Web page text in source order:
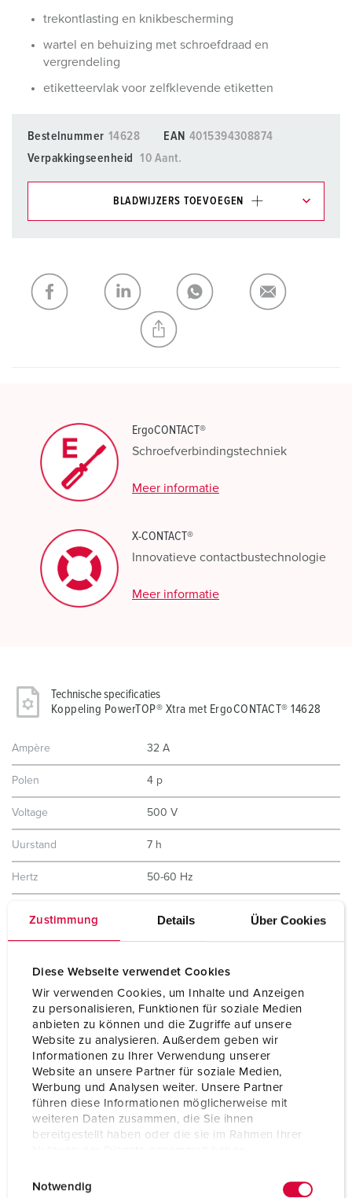
Zustimmung Details Über Cookies
Diese Webseite verwendet Cookies
Wir verwenden Cookies, um Inhalte und Anzeigen
zu personalisieren, Funktionen für soziale Medien
anbieten zu können und die Zugriffe auf unsere
Website zu analysieren. Außerdem geben wir
Informationen zu Ihrer Verwendung unserer
Website an unsere Partner für soziale Medien,
Werbung und Analysen weiter. Unsere Partner
führen diese Informationen möglicherweise mit
weiteren Daten zusammen, die Sie ihnen
bereitgestellt haben oder die sie im Rahmen Ihrer
Notwendig
trekontlasting en knikbescherming
wartel en behuizing met schroefdraad en
vergrendeling
etiketteervlak voor zelfklevende etiketten
Bestelnummer 14628 EAN 4015394308874
Verpakkingseenheid
10 Aant.
BLADWIJZERS TOEVOEGEN
Mijn lijst TOEVOEGEN
NIEUW LIJST MAKEN
ErgoCONTACT®
Schroefverbindingstechniek
Meer informatie
X-CONTACT®
Innovatieve contactbustechnologie
Meer informatie
Technische specificaties
Koppeling PowerTOP® Xtra met ErgoCONTACT® 14628
Ampère 32 A
Polen 4 p
Voltage 500 V
Uurstand 7 h
Hertz 50-60 Hz
Contacten
standaard
Beschermingsgraad IP67 / IP69
Gewicht 460 g
Certificeringen
VDE
CQC